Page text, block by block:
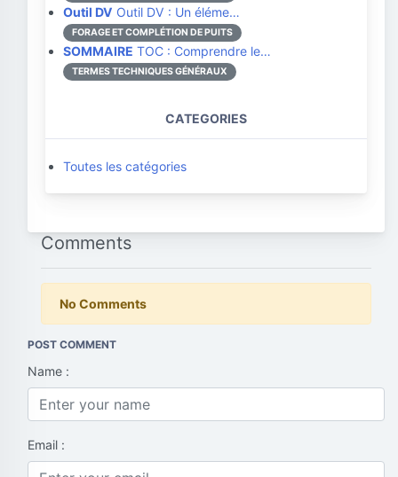
Outil DV Outil DV : Un éléme…
FORAGE ET COMPLÉTION DE PUITS
SOMMAIRE TOC : Comprendre le…
TERMES TECHNIQUES GÉNÉRAUX
CATEGORIES
Toutes les catégories
Comments
No Comments
POST COMMENT
Name :
Email :